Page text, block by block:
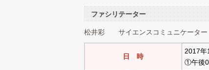
ファシリテーター
松井彩 サイエンスコミュニケーター
日 時
2017
①午後